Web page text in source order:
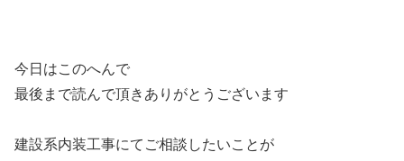
今日はこのへんで
最後まで読んで頂きありがとうございます
建設系内装工事にてご相談したいことが